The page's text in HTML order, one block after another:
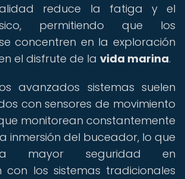
reduce la fatiga y el
permitiendo que los
concentren en la exploración
el disfrute de la vida marina.
avanzados sistemas suelen
con sensores de movimiento
monitorean constantemente
inmersión del buceador, lo que
mayor seguridad en
con los sistemas tradicionales